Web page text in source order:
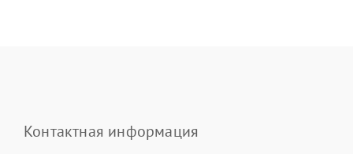
Контактная информация